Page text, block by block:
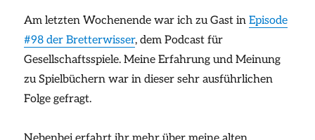
Am letzten Wochenende war ich zu Gast inEpisode
#98 der Bretterwisser, dem Podcast für
Gesellschaftsspiele. Meine Erfahrung und Meinung
zu Spielbüchern war in dieser sehr ausführlichen
Folge gefragt.